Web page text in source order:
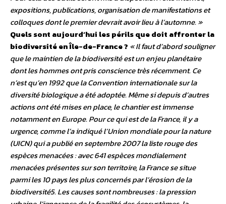
expositions, publications, organisation de manifestations et
colloques dont le premier devrait avoir lieu à l’automne. »
Quels sont aujourd’hui les périls que doit affronter la
biodiversité en Île-de-France ? « Il faut d’abord souligner
que le maintien de la biodiversité est un enjeu planétaire
dont les hommes ont pris conscience très récemment. Ce
n’est qu’en 1992 que la Convention internationale sur la
diversité biologique a été adoptée. Même si depuis d’autres
actions ont été mises en place, le chantier est immense
notamment en Europe. Pour ce qui est de la France, il y a
urgence, comme l’a indiqué l’Union mondiale pour la nature
(UICN) qui a publié en septembre 2007 la liste rouge des
espèces menacées : avec 641 espèces mondialement
menacées présentes sur son territoire, la France se situe
parmi les 10 pays les plus concernés par l’érosion de la
biodiversité5. Les causes sont nombreuses : la pression